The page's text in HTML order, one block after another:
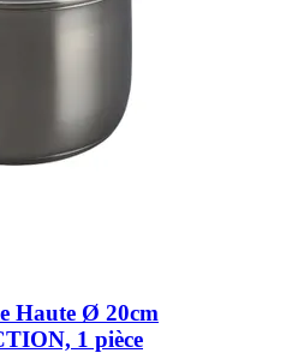
Haute Ø 20cm
1 pièce